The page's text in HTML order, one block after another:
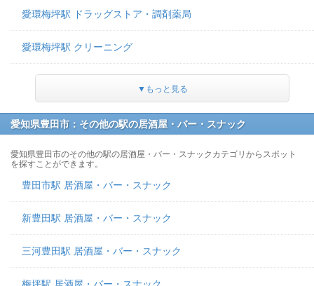
愛環梅坪駅 ドラッグストア・調剤薬局
愛環梅坪駅 クリーニング
▼もっと見る
愛知県豊田市：その他の駅の居酒屋・バー・スナック
愛知県豊田市のその他の駅の居酒屋・バー・スナックカテゴリからスポット
を探すことができます。
豊田市駅 居酒屋・バー・スナック
新豊田駅 居酒屋・バー・スナック
三河豊田駅 居酒屋・バー・スナック